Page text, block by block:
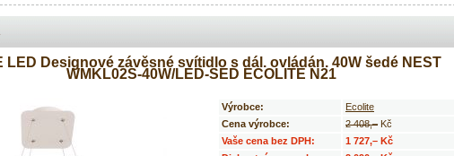
LED Designové závěsné svítidlo s dál. ovládán. 40W šedé NEST
WMKL02S-40W/LED-SED ECOLITE N21
Výrobce:
Ecolite
Cena výrobce:
2 408,– Kč
Vaše cena bez DPH:
1 727,– Kč